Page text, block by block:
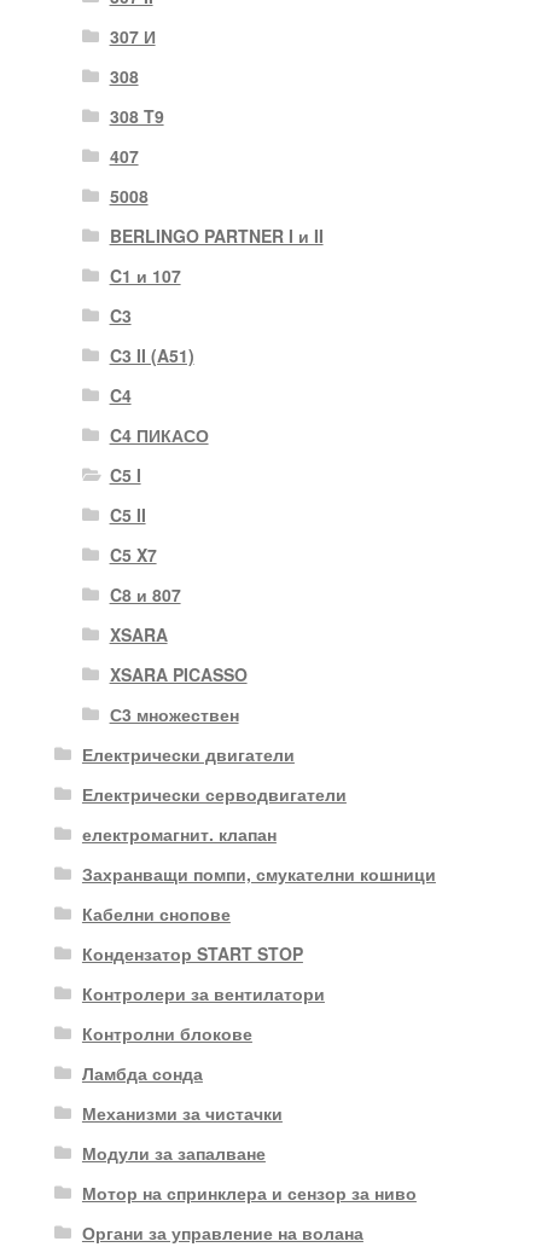
307 И
308
308 T9
407
5008
BERLINGO PARTNER I и II
C1 и 107
C3
C3 II (A51)
C4
C4 ПИКАСО
C5 I
C5 II
C5 X7
C8 и 807
XSARA
XSARA PICASSO
С3 множествен
Електрически двигатели
Електрически серводвигатели
електромагнит. клапан
Захранващи помпи, смукателни кошници
Кабелни снопове
Кондензатор START STOP
Контролери за вентилатори
Контролни блокове
Ламбда сонда
Механизми за чистачки
Модули за запалване
Мотор на спринклера и сензор за ниво
Органи за управление на волана